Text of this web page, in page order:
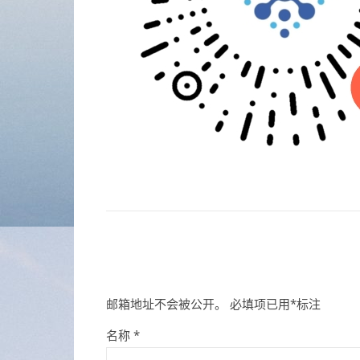
邮箱地址不会被公开。 必填项已用*标注
名称 *